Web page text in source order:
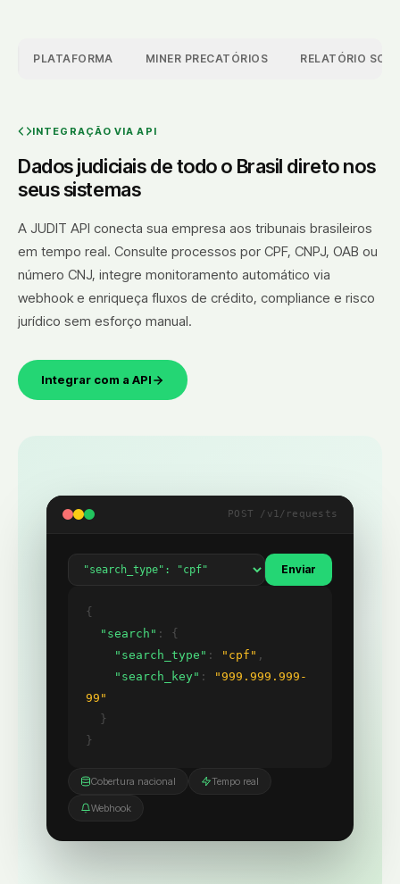
PLATAFORMA MINER PRECATÓRIOS RELATÓRIO SOB
INTEGRAÇÃO VIA API
Dados judiciais de todo o Brasil direto nos
seus sistemas
A JUDIT API conecta sua empresa aos tribunais brasileiros
em tempo real. Consulte processos por CPF, CNPJ, OAB ou
número CNJ, integre monitoramento automático via
webhook e enriqueça fluxos de crédito, compliance e risco
jurídico sem esforço manual.
Integrar com a API
POST /v1/requests
Enviar
{
"search" : {
"search_type" : "cpf" ,
"search_key" :
"999.999.999-
99"
}
}
Cobertura nacional Tempo real
Webhook